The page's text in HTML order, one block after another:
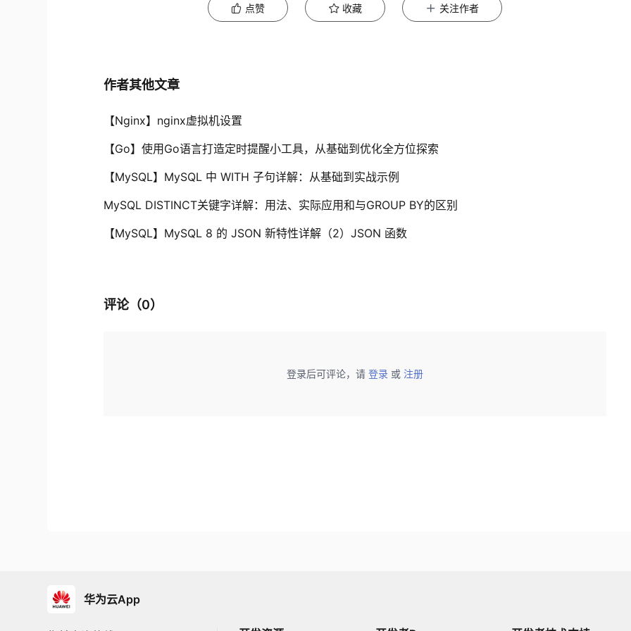
点赞 收藏 关注作者
作者其他文章
【Nginx】nginx虚拟机设置
【Go】使用Go语言打造定时提醒小工具，从基础到优化全方位探索
【MySQL】MySQL 中 WITH 子句详解：从基础到实战示例
MySQL DISTINCT关键字详解：用法、实际应用和与GROUP BY的区别
【MySQL】MySQL 8 的 JSON 新特性详解（2）JSON 函数
评论（0）
登录后可评论，请 登录 或 注册
华为云App